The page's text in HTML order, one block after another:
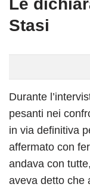
Le
Stasi
Durante
pesanti nei
in via definitiva
affermato con
andava con
aveva detto che